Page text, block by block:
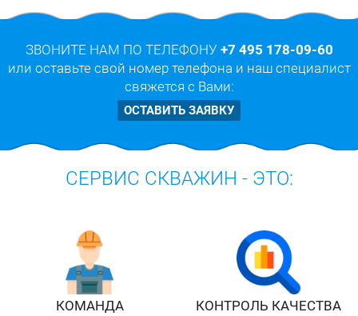
ЗВОНИТЕ НАМ ПО ТЕЛЕФОНУ +7 495 178-09-60
или оставьте свой номер телефона и наш специалист
свяжется с Вами:
ОСТАВИТЬ ЗАЯВКУ
СЕРВИС СКВАЖИН - ЭТО:
КОМАНДА
КОНТРОЛЬ КАЧЕСТВА